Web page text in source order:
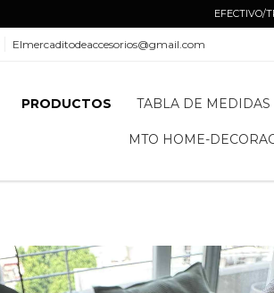
EFECTIVO/
Elmercaditodeaccesorios@gmail.com
PRODUCTOS TABLA DE MEDIDAS
MTO HOME-